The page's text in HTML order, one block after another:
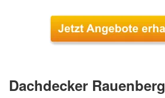
Dachdecker Rauenberg